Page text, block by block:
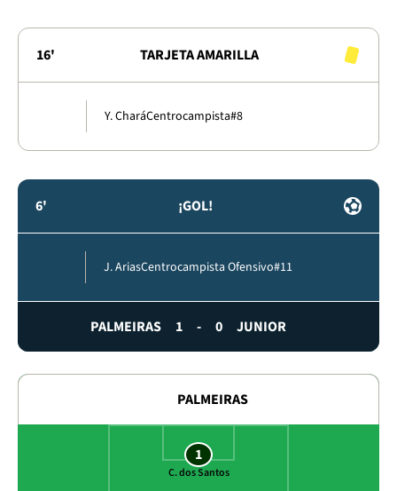
16' TARJETA AMARILLA
Y. CharáCentrocampista#8
6' ¡GOL!
J. AriasCentrocampista Ofensivo#11
PALMEIRAS 1 - 0 JUNIOR
PALMEIRAS
1
C. dos Santos